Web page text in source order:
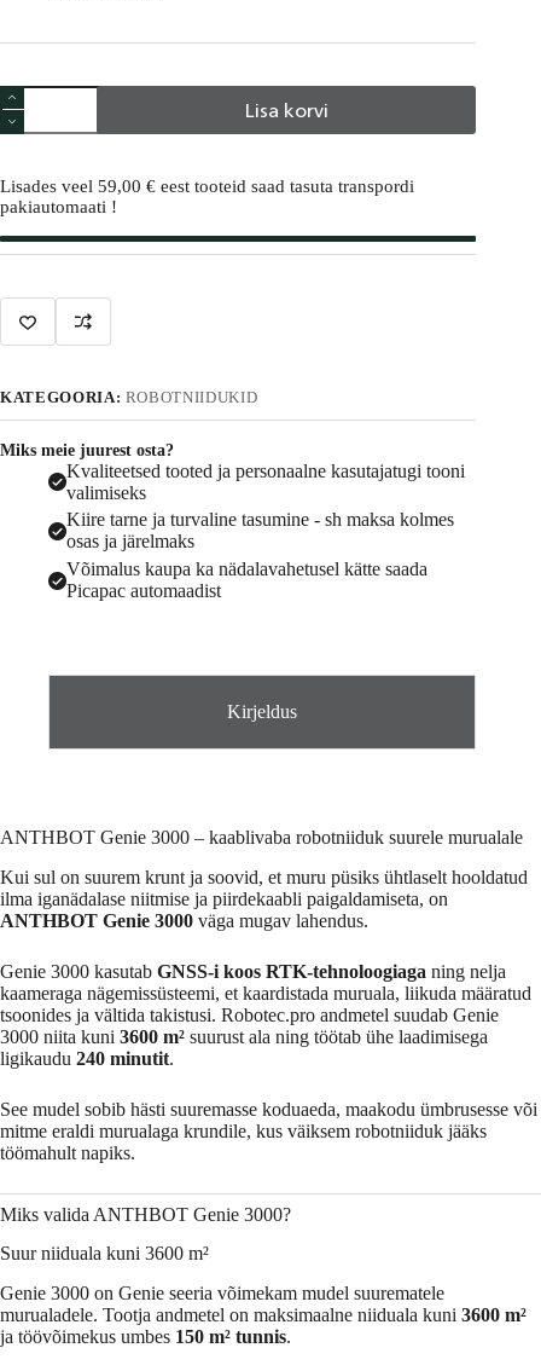
ANTHBOT
Genie
3000
robotniiduk
kuni
3600
m²
kogus
Lisa korvi
t
e
r
n
t
v
Lisades veel 59,00 € eest tooteid saad tasuta transpordi
pakiautomaati !
KATEGOORIA: ROBOTNIIDUKID
Miks meie juurest osta?
Kvaliteetsed tooted ja personaalne kasutajatugi tooni
valimiseks
Kiire tarne ja turvaline tasumine - sh maksa kolmes
osas ja järelmaks
Võimalus kaupa ka nädalavahetusel kätte saada
Picapac automaadist
Kirjeldus
ANTHBOT Genie 3000 – kaablivaba robotniiduk suurele murualale
Kui sul on suurem krunt ja soovid, et muru püsiks ühtlaselt hooldatud
ilma iganädalase niitmise ja piirdekaabli paigaldamiseta, on
ANTHBOT Genie 3000 väga mugav lahendus.
Genie 3000 kasutab GNSS-i koos RTK-tehnoloogiaga ning nelja
kaameraga nägemissüsteemi, et kaardistada muruala, liikuda määratud
tsoonides ja vältida takistusi. Robotec.pro andmetel suudab Genie
3000 niita kuni 3600 m² suurust ala ning töötab ühe laadimisega
ligikaudu 240 minutit.
See mudel sobib hästi suuremasse koduaeda, maakodu ümbrusesse või
mitme eraldi murualaga krundile, kus väiksem robotniiduk jääks
töömahult napiks.
Miks valida ANTHBOT Genie 3000?
Suur niiduala kuni 3600 m²
Genie 3000 on Genie seeria võimekam mudel suurematele
murualadele. Tootja andmetel on maksimaalne niiduala kuni 3600 m²
ja töövõimekus umbes 150 m² tunnis.